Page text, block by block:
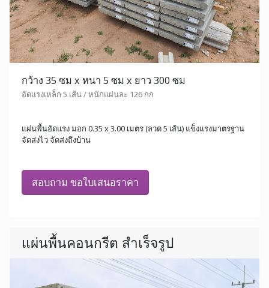
กว้าง 35 ซม x หนา 5 ซม x ยาว 300 ซม
อัดแรงเหล็ก 5 เส้น / หนักแผ่นละ 126 กก
แผ่นพื้นอัดแรง มอก 0.35 x 3.00 เมตร (ลวด 5 เส้น) แข็งแรงมาตรฐาน
จัดส่งไว จัดส่งถึงบ้าน
สอบถาม ขอใบเสนอราคา
แผ่นพื้นคอนกรีต สำเร็จรูป